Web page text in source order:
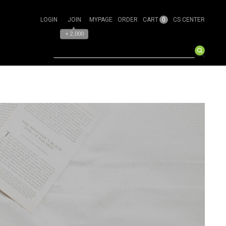
LOGIN JOIN
▲
+ 2,000
MYPAGE ORDER CART 0 CS CENTER